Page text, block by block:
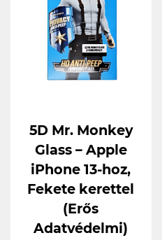
5D Mr. Monkey
Glass – Apple
iPhone 13-hoz,
Fekete kerettel
(Erős
Adatvédelmi)